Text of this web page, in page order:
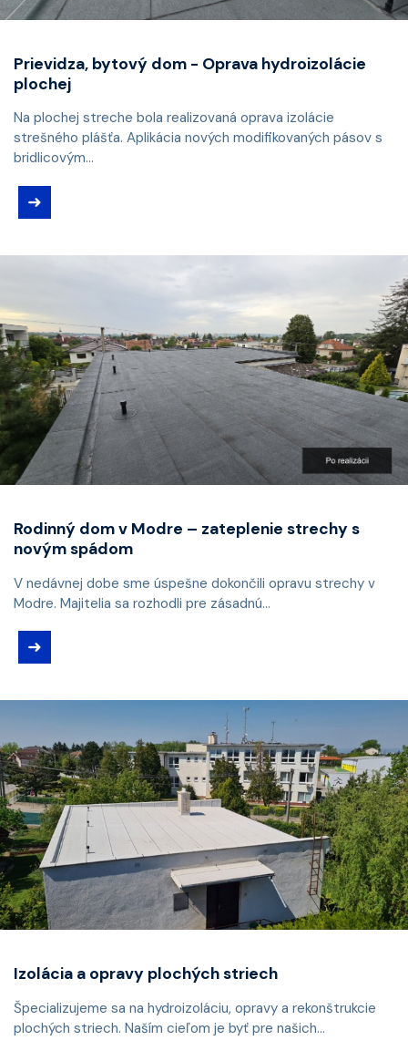
Prievidza, bytový dom - Oprava hydroizolácie
plochej
Na plochej streche bola realizovaná oprava izolácie
strešného plášťa. Aplikácia nových modifikovaných pásov s
bridlicovým...
➜
Rodinný dom v Modre – zateplenie strechy s
novým spádom
V nedávnej dobe sme úspešne dokončili opravu strechy v
Modre. Majitelia sa rozhodli pre zásadnú...
➜
Izolácia a opravy plochých striech
Špecializujeme sa na hydroizoláciu, opravy a rekonštrukcie
plochých striech. Naším cieľom je byť pre našich...